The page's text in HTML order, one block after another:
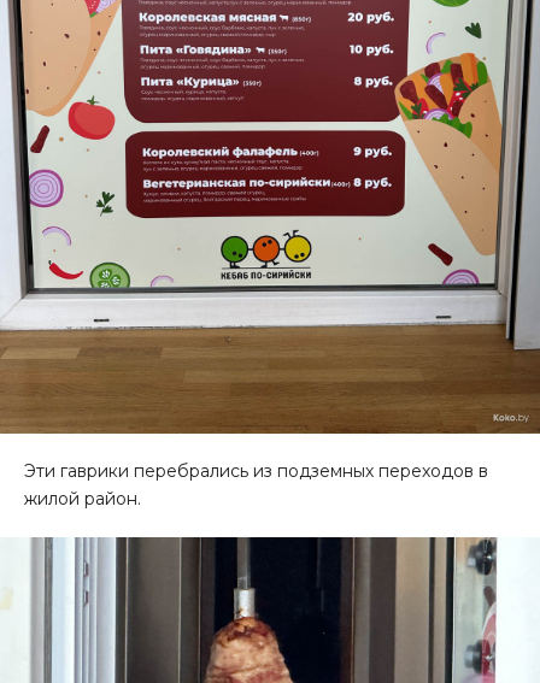
Эти гаврики перебрались из подземных переходов в
жилой район.